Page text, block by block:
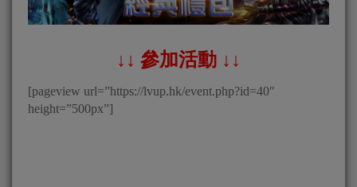
↓↓ 參加活動 ↓↓
[pageview url=”https://lvup.hk/event.php?id=40″
height=”500px”]